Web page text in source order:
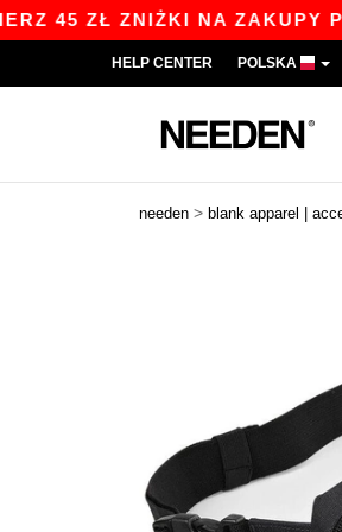
ZŁ ZNIŻKI NA ZAKUPY
HELP CENTER POLSKA
needen > blank apparel |